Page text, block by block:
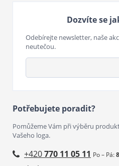
Dozvíte se
Odebírejte newsletter, naše
neutečou.
Potřebujete poradit?
Pomůžeme Vám při výběru
Vašeho loga.
+420770 11 05 11 Po – Pá: